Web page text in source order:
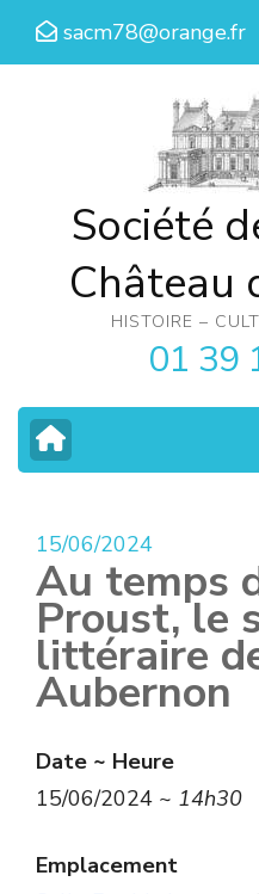
Aller
sacm78@orange.fr
Société
Château
HISTOIRE –
01 39
15/06/2024
Au temps
Proust, le
littéraire
Aubernon
Date ~ Heure
15/06/2024 ~ 14h30
Emplacement